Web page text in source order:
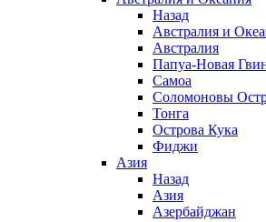
Назад
Австралия и
Австралия
Папуа-Новая
Самоа
Соломоновы
Тонга
Острова Кука
Фиджи
Азия
Назад
Азия
Азербайджан